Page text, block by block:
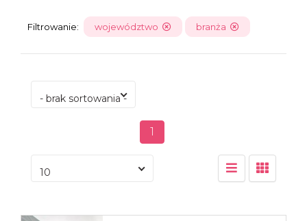
Filtrowanie: województwo branża
- brak sortowania -
1
10